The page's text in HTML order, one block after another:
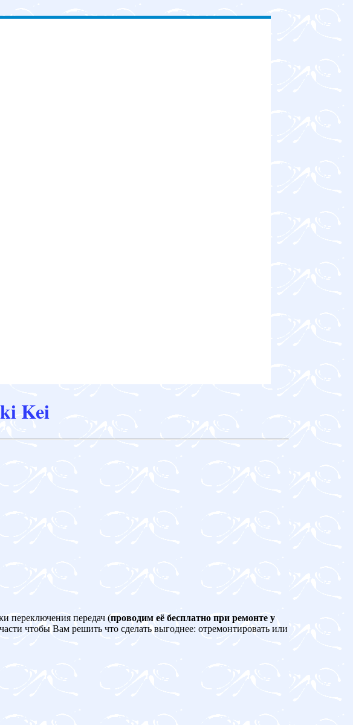
Kei
переключения передач (проводим её бесплатно при ремонте у
чтобы Вам решить что сделать выгоднее: отремонтировать или